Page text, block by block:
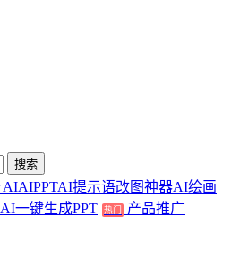
搜索
AIAIPPTAI提示语改图神器AI绘画
AI一键生成PPT 热门 产品推广